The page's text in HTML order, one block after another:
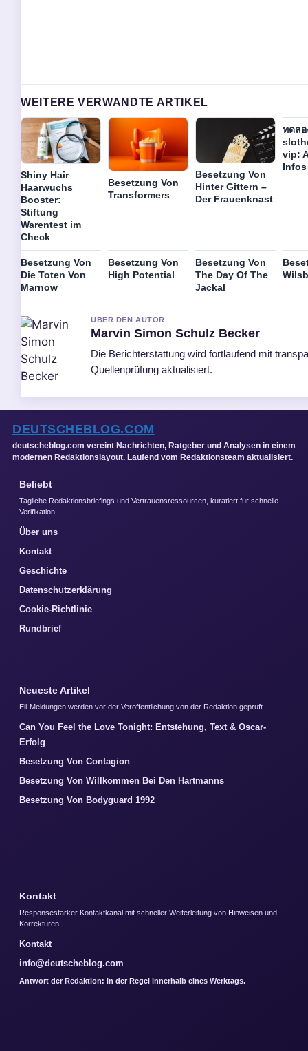
WEITERE VERWANDTE ARTIKEL
Shiny Hair
Haarwuchs
Booster:
Stiftung
Warentest im
Check
Besetzung Von
Transformers
Besetzung Von
Hinter Gittern –
Der Frauenknast
ทดลอ
vip:
Infos
Besetzung Von
Die Toten Von
Marnow
Besetzung Von
High Potential
Besetzung Von
The Day Of The
Jackal
UBER DEN AUTOR
Marvin Simon Schulz Becker
Die Berichterstattung wird fortlaufend mit
Quellenprüfung aktualisiert.
DEUTSCHEBLOG.COM
deutscheblog.com vereint Nachrichten, Ratgeber und Analysen in einem
modernen Redaktionslayout. Laufend vom Redaktionsteam aktualisiert.
Beliebt
Tagliche Redaktionsbriefings und Vertrauensressourcen, kuratiert fur schnelle
Verifikation.
Über uns
Kontakt
Geschichte
Datenschutzerklärung
Cookie-Richtlinie
Rundbrief
Neueste Artikel
Eil-Meldungen werden vor der Veroffentlichung von der Redaktion gepruft.
Can You Feel the Love Tonight: Entstehung, Text & Oscar-
Erfolg
Besetzung Von Contagion
Besetzung Von Willkommen Bei Den Hartmanns
Besetzung Von Bodyguard 1992
Kontakt
Responsestarker Kontaktkanal mit schneller Weiterleitung von Hinweisen und
Korrekturen.
Kontakt
info@deutscheblog.com
Antwort der Redaktion: in der Regel innerhalb eines Werktags.